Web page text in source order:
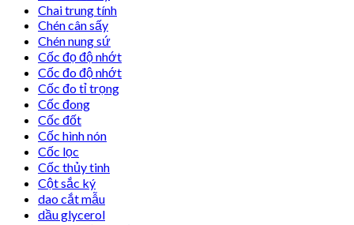
Chai trung tính
Chén cân sấy
Chén nung sứ
Cốc đọ độ nhớt
Cốc đo độ nhớt
Cốc đo tỉ trọng
Cốc đong
Cốc đốt
Cốc hình nón
Cốc lọc
Cốc thủy tinh
Cột sắc ký
dao cắt mẫu
dầu glycerol